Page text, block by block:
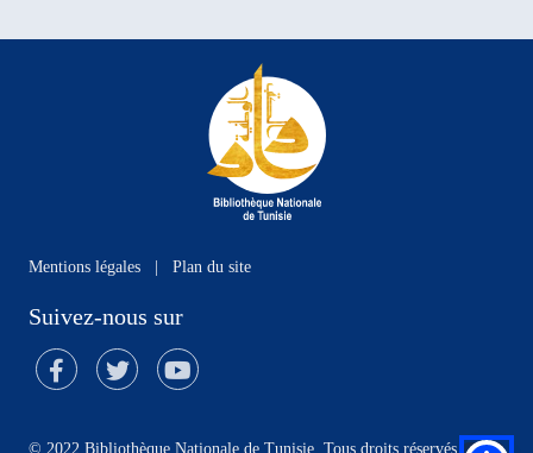
Mentions légales Plan du site
Suivez-nous sur
© 2022 Bibliothèque Nationale de Tunisie. Tous droits réservés.